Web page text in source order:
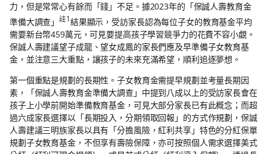
力，但是常常心有餘而「錢」不足。據2023年的「保誠人壽教育金
準備大調查」
註1結果顯示，受訪家長認為每位子女的教育基金平均
需要新台幣459萬元，可見要提高孩子學習競爭力的花費不容小覷。
保誠人壽建議望子成龍、望女成鳳的家長們應及早準備子女教育基
金，並注意三大重點，讓孩子的未來充滿希望，順利追逐夢想。
第一個重點是規劃的長期性。子女教育金需提早規劃並考量長期因
素，「保誠人壽教育金準備大調查」中提到八成以上的受訪家長會在
孩子上小學前開始準備教育基金，可見大部分家長已有此概念；而超
過六成家長選擇以「長期投入，分期領取回報」的方式作規劃，保誠
人壽建議三明族家長以具有「分擔風險，紅利共享」特色的分紅保單
規劃子女教育基金，不但享有壽險保障，亦可按照個人需求選擇美式